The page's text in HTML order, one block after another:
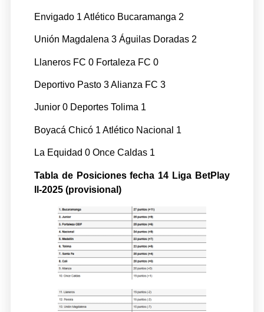
Envigado 1 Atlético Bucaramanga 2
Unión Magdalena 3 Águilas Doradas 2
Llaneros FC 0 Fortaleza FC 0
Deportivo Pasto 3 Alianza FC 3
Junior 0 Deportes Tolima 1
Boyacá Chicó 1 Atlético Nacional 1
La Equidad 0 Once Caldas 1
Tabla de Posiciones fecha 14 Liga BetPlay
ll-2025 (provisional)